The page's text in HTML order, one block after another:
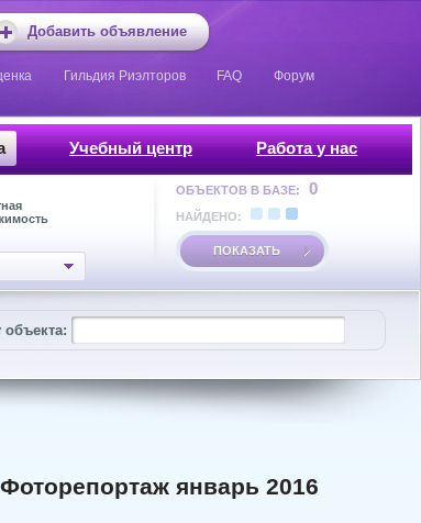
Добавить объявление
Гильдия Риэлторов FAQ Форум
Учебный центр Работа у нас
ОБЪЕКТОВ В БАЗЕ: 0
НАЙДЕНО:
ПОКАЗАТЬ
объекта:
январь 2016